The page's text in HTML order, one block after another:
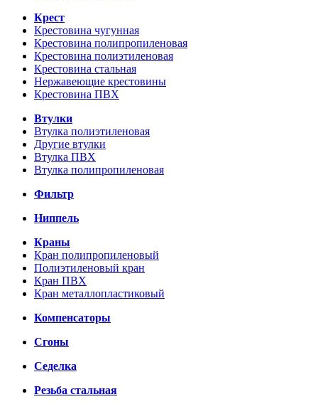
Крест
Крестовина чугунная
Крестовина полипропиленовая
Крестовина полиэтиленовая
Крестовина стальная
Нержавеющие крестовины
Крестовина ПВХ
Втулки
Втулка полиэтиленовая
Другие втулки
Втулка ПВХ
Втулка полипропиленовая
Фильтр
Ниппель
Краны
Кран полипропиленовый
Полиэтиленовый кран
Кран ПВХ
Кран металлопластиковый
Компенсаторы
Сгоны
Седелка
Резьба стальная